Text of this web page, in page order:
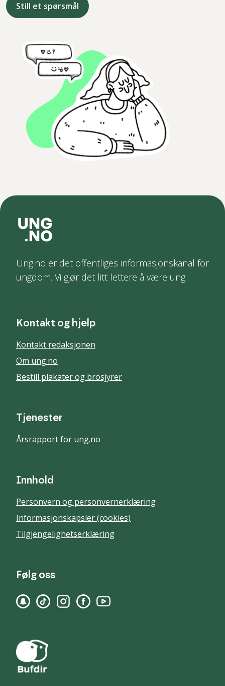
Still et spørsmål
Ung.no er det offentliges informasjonskanal for
ungdom. Vi gjør det litt lettere å være ung.
Kontakt og hjelp
Kontakt redaksjonen
Om ung.no
Bestill plakater og brosjyrer
Tjenester
Årsrapport for ung.no
Innhold
Personvern og personvernerklæring
Informasjonskapsler (cookies)
Tilgjengelighetserklæring
Følg oss